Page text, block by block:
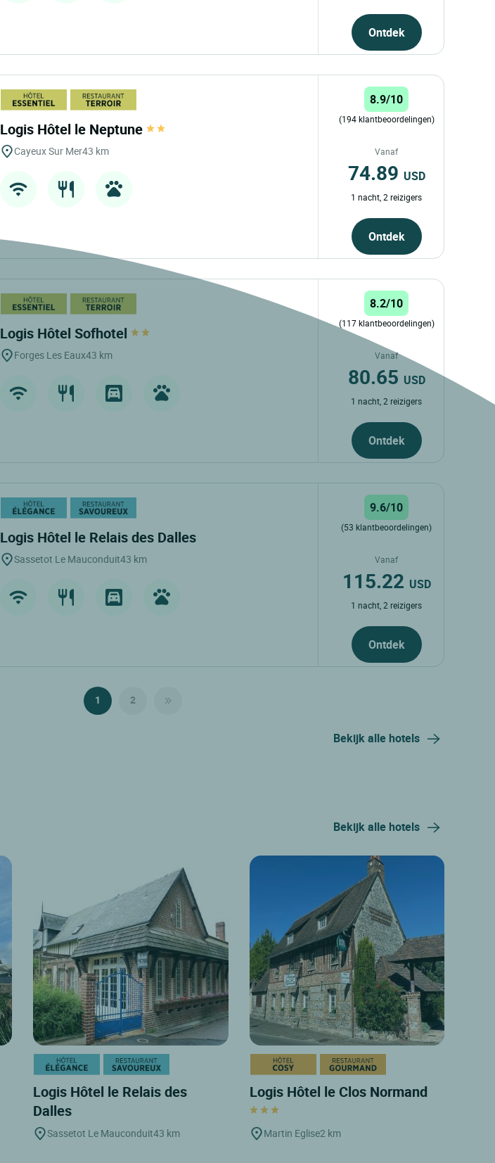
Ontdek
Logis Hôtel le Neptune
Cayeux Sur Mer43 km
8.9/10
(194 klantbeoordelingen)
Vanaf
74.89 USD
1 nacht, 2 reizigers
Ontdek
Logis Hôtel Sofhotel
Forges Les Eaux43 km
8.2/10
(117 klantbeoordelingen)
Vanaf
80.65 USD
1 nacht, 2 reizigers
Ontdek
Logis Hôtel le Relais des Dalles
Sassetot Le Mauconduit43 km
9.6/10
(53 klantbeoordelingen)
Vanaf
115.22 USD
1 nacht, 2 reizigers
Ontdek
1 2
Bekijk alle hotels
Bekijk alle hotels
Logis Hôtel le Relais des
Dalles
Sassetot Le Mauconduit43 km
Logis Hôtel le Clos Normand
Martin Eglise2 km